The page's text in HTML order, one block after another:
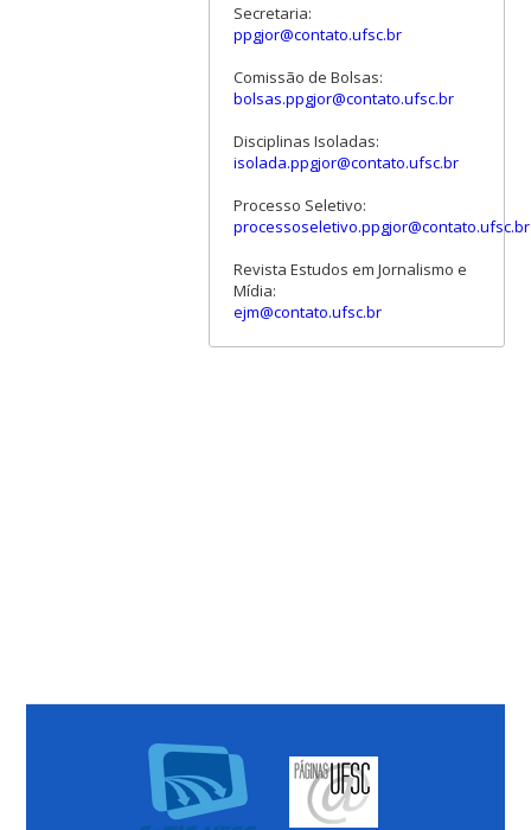
Secretaria:
ppgjor@contato.ufsc.br
Comissão de Bolsas:
bolsas.ppgjor@contato.ufsc.br
Disciplinas Isoladas:
isolada.ppgjor@contato.ufsc.br
Processo Seletivo:
processoseletivo.ppgjor@contato.ufsc.br
Revista Estudos em Jornalismo e
Mídia:
ejm@contato.ufsc.br